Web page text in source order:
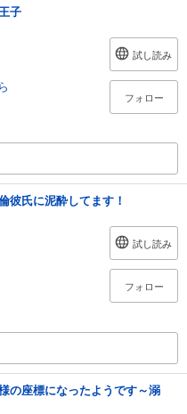
子
試し読み
フォロー
彼氏に泥酔してます！
試し読み
フォロー
の座標になったようです～溺